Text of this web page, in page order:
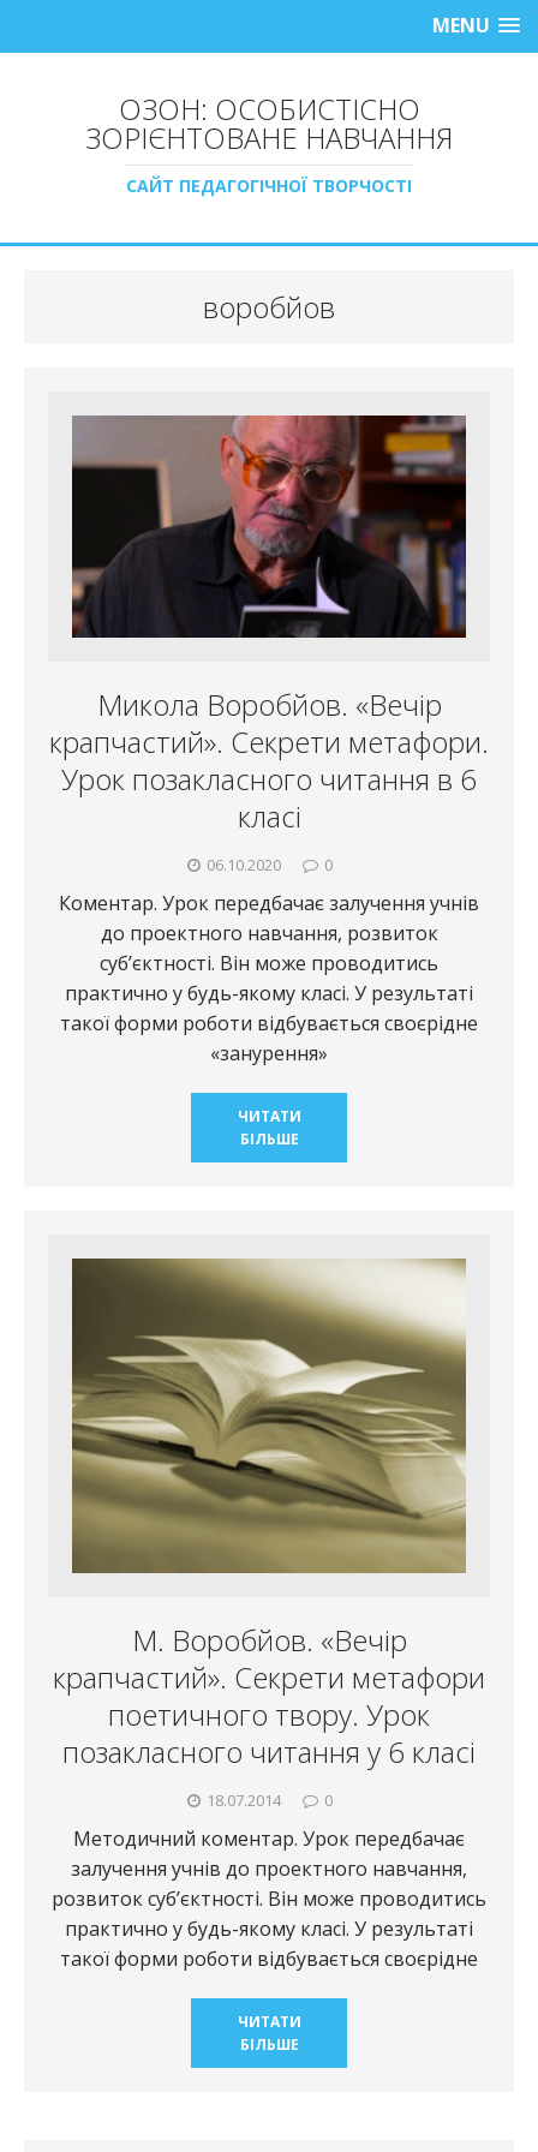
MENU
ОЗОН: ОСОБИСТІСНО
ЗОРІЄНТОВАНЕ НАВЧАННЯ
САЙТ ПЕДАГОГІЧНОЇ ТВОРЧОСТІ
воробйов
Микола Воробйов. «Вечір
крапчастий». Секрети метафори.
Урок позакласного читання в 6
класі
06.10.2020 0
Коментар. Урок передбачає залучення учнів
до проектного навчання, розвиток
суб’єктності. Він може проводитись
практично у будь-якому класі. У результаті
такої форми роботи відбувається своєрідне
«занурення»
ЧИТАТИ
БІЛЬШЕ
М. Воробйов. «Вечір
крапчастий». Секрети метафори
поетичного твору. Урок
позакласного читання у 6 класі
18.07.2014 0
Методичний коментар. Урок передбачає
залучення учнів до проектного навчання,
розвиток суб’єктності. Він може проводитись
практично у будь-якому класі. У результаті
такої форми роботи відбувається своєрідне
ЧИТАТИ
БІЛЬШЕ